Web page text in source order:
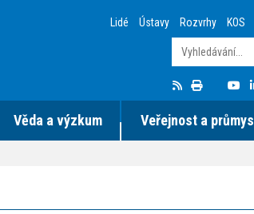
Věda a výzkum Veřejnost a průmysl
Lidé Ústavy Rozvrhy KOS